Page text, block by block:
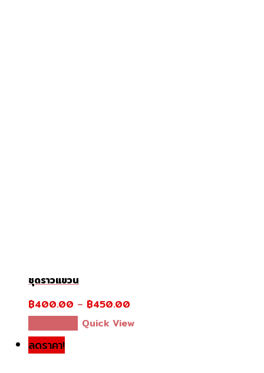
ชุดราวแขวน
฿400.00 – ฿450.00
This
Quick View
ลดราคา!